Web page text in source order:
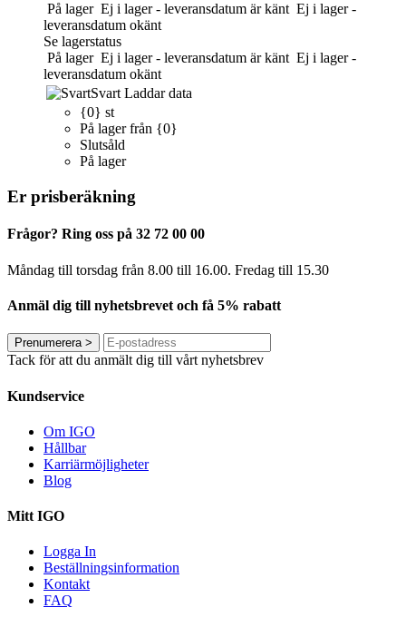
På lager Ej i lager - leveransdatum är känt Ej i lager -
leveransdatum okänt
Se lagerstatus
På lager Ej i lager - leveransdatum är känt Ej i lager -
leveransdatum okänt
Svart Laddar data
{0} st
På lager från {0}
Slutsåld
På lager
Er prisberäkning
Frågor? Ring oss på 32 72 00 00
Måndag till torsdag från 8.00 till 16.00. Fredag ​​till 15.30
Anmäl dig till nyhetsbrevet och få 5% rabatt
Prenumerera>
Tack för att du anmält dig till vårt nyhetsbrev
Kundservice
Om IGO
Hållbar
Karriärmöjligheter
Blog
Mitt IGO
Logga In
Beställningsinformation
Kontakt
FAQ